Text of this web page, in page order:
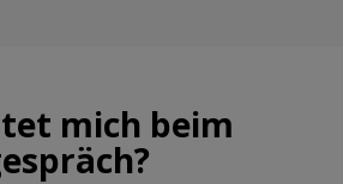
mich beim